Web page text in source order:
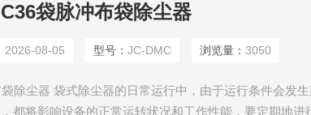
袋脉冲布袋除尘器
2026-08-05 型号：JC-DMC 浏览量：3050
除尘器 袋式除尘器的日常运行中，由于运行条件会发
都将影响设备的正常运转状况和工作性能，要定期地进